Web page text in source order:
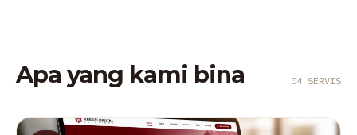
Apa yang kami bina 04 SERVIS